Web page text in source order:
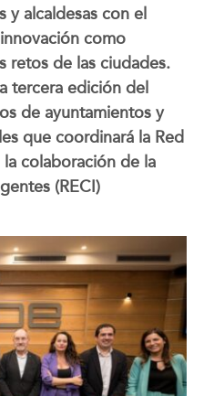
y alcaldesas con el
como
retos de las ciudades.
tercera edición del
de ayuntamientos y
que coordinará la Red
colaboración de la
(RECI)